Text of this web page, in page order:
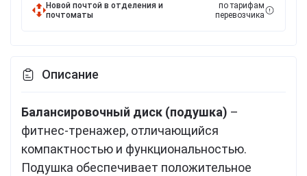
Новой почтой в отделения и
почтоматы
по тарифам
перевозчика
Описание
Балансировочный диск (подушка) –
фитнес-тренажер, отличающийся
компактностью и функциональностью.
Подушка обеспечивает положительное